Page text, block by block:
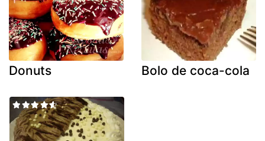
Donuts Bolo de coca-cola